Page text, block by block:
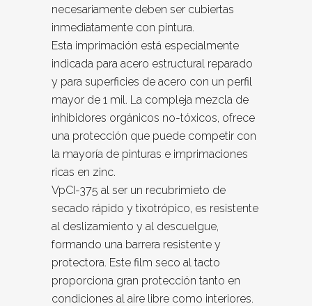
necesariamente deben ser cubiertas
inmediatamente con pintura.
Esta imprimación está especialmente
indicada para acero estructural reparado
y para superficies de acero con un perfil
mayor de 1 mil. La compleja mezcla de
inhibidores orgánicos no-tóxicos, ofrece
una protección que puede competir con
la mayoría de pinturas e imprimaciones
ricas en zinc.
VpCI-375 al ser un recubrimieto de
secado rápido y tixotrópico, es resistente
al deslizamiento y al descuelgue,
formando una barrera resistente y
protectora. Este film seco al tacto
proporciona gran protección tanto en
condiciones al aire libre como interiores.